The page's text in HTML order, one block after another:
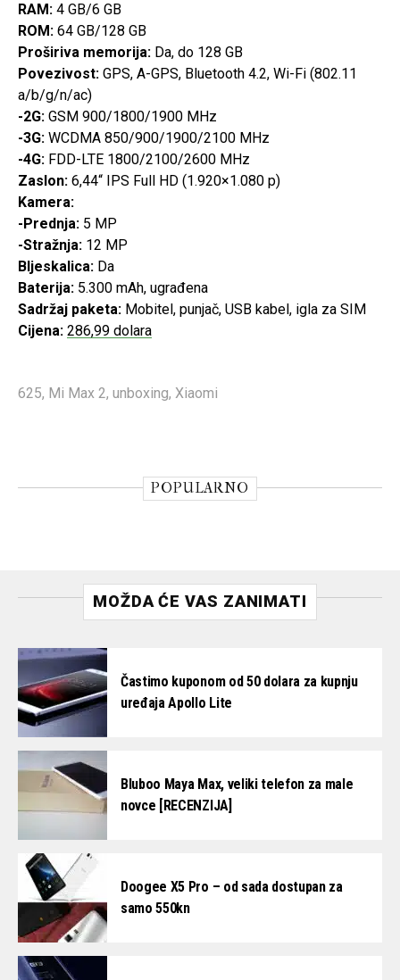
RAM: 4 GB/6 GB
ROM: 64 GB/128 GB
Proširiva memorija: Da, do 128 GB
Povezivost: GPS, A-GPS, Bluetooth 4.2, Wi-Fi (802.11
a/b/g/n/ac)
-2G: GSM 900/1800/1900 MHz
-3G: WCDMA 850/900/1900/2100 MHz
-4G: FDD-LTE 1800/2100/2600 MHz
Zaslon: 6,44“ IPS Full HD (1.920×1.080 p)
Kamera:
-Prednja: 5 MP
-Stražnja: 12 MP
Bljeskalica: Da
Baterija: 5.300 mAh, ugrađena
Sadržaj paketa: Mobitel, punjač, USB kabel, igla za SIM
Cijena: 286,99 dolara
625, Mi Max 2, unboxing, Xiaomi
POPULARNO
MOŽDA ĆE VAS ZANIMATI
Častimo kuponom od 50 dolara za kupnju
uređaja Apollo Lite
Bluboo Maya Max, veliki telefon za male
novce [RECENZIJA]
Doogee X5 Pro – od sada dostupan za
samo 550kn